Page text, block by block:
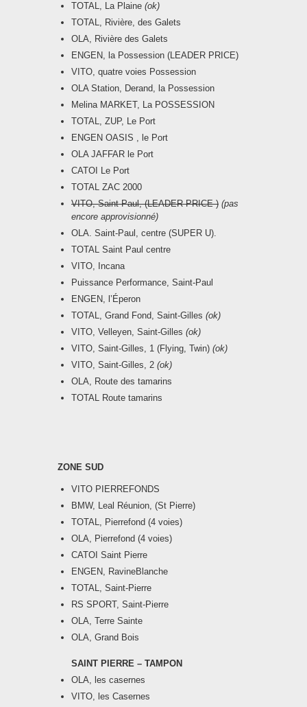
TOTAL, La Plaine (ok)
TOTAL, Rivière, des Galets
OLA, Rivière des Galets
ENGEN, la Possession (LEADER PRICE)
VITO, quatre voies Possession
OLA Station, Derand, la Possession
Melina MARKET, La POSSESSION
TOTAL, ZUP, Le Port
ENGEN OASIS , le Port
OLA JAFFAR le Port
CATOI Le Port
TOTAL ZAC 2000
VITO, Saint Paul, (LEADER PRICE ) (pas
encore approvisionné)
OLA. Saint-Paul, centre (SUPER U).
TOTAL Saint Paul centre
VITO, Incana
Puissance Performance, Saint-Paul
ENGEN, l’Éperon
TOTAL, Grand Fond, Saint-Gilles (ok)
VITO, Velleyen, Saint-Gilles (ok)
VITO, Saint-Gilles, 1 (Flying, Twin) (ok)
VITO, Saint-Gilles, 2 (ok)
OLA, Route des tamarins
TOTAL Route tamarins
ZONE SUD
VITO PIERREFONDS
BMW, Leal Réunion, (St Pierre)
TOTAL, Pierrefond (4 voies)
OLA, Pierrefond (4 voies)
CATOI Saint Pierre
ENGEN, RavineBlanche
TOTAL, Saint-Pierre
RS SPORT, Saint-Pierre
OLA, Terre Sainte
OLA, Grand Bois
SAINT PIERRE – TAMPON
OLA, les casernes
VITO, les Casernes